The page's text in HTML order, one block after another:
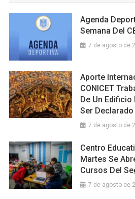
Agenda
Semana Del
7 de agosto de
Aporte
CONICET
De Un
Ser
7 de agosto de
Centro
Martes Se
Cursos Del
7 de agosto de